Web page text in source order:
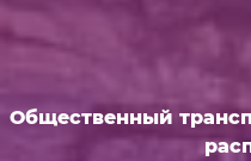
Общественный